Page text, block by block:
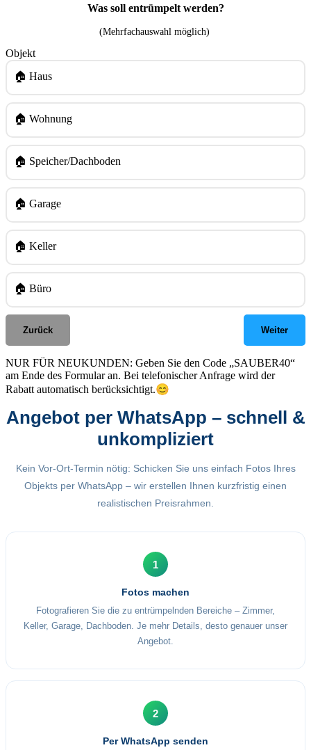
Was soll entrümpelt werden?
(Mehrfachauswahl möglich)
Objekt
🏠 Haus
🏠 Wohnung
🏠 Speicher/Dachboden
🏠 Garage
🏠 Keller
🏠 Büro
Zurück Weiter
NUR FÜR NEUKUNDEN: Geben Sie den Code „SAUBER40“
am Ende des Formular an. Bei telefonischer Anfrage wird der
Rabatt automatisch berücksichtigt.😊
Angebot per WhatsApp – schnell &
unkompliziert
Kein Vor-Ort-Termin nötig: Schicken Sie uns einfach Fotos Ihres
Objekts per WhatsApp – wir erstellen Ihnen kurzfristig einen
realistischen Preisrahmen.
1
Fotos machen
Fotografieren Sie die zu entrümpelnden Bereiche – Zimmer,
Keller, Garage, Dachboden. Je mehr Details, desto genauer unser
Angebot.
2
Per WhatsApp senden